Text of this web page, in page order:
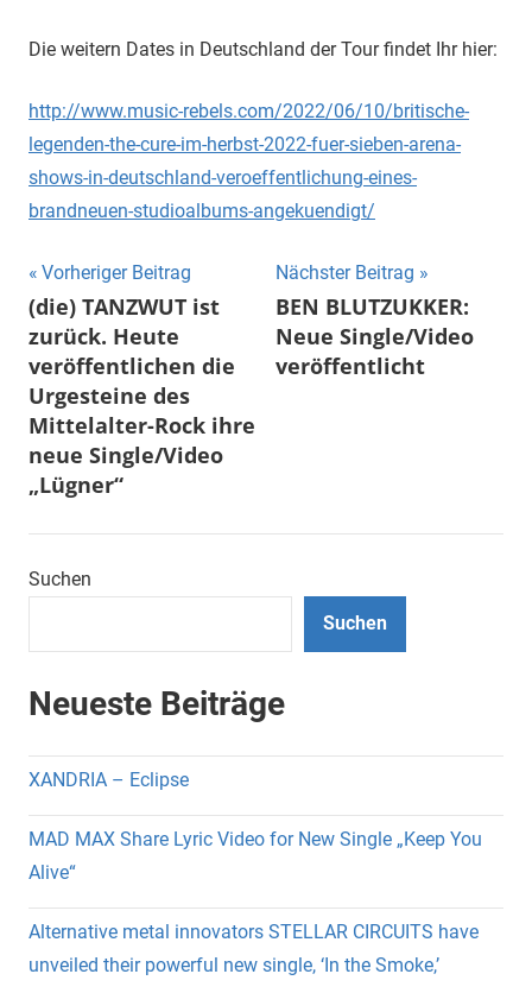
Die weitern Dates in Deutschland der Tour findet Ihr hier:
http://www.music-rebels.com/2022/06/10/britische-
legenden-the-cure-im-herbst-2022-fuer-sieben-arena-
shows-in-deutschland-veroeffentlichung-eines-
brandneuen-studioalbums-angekuendigt/
Beitragsnavigation
Vorheriger Beitrag
(die) TANZWUT ist
zurück. Heute
veröffentlichen die
Urgesteine des
Mittelalter-Rock ihre
neue Single/Video
„Lügner“
Nächster Beitrag
BEN BLUTZUKKER:
Neue Single/Video
veröffentlicht
Suchen
Suchen
Neueste Beiträge
XANDRIA – Eclipse
MAD MAX Share Lyric Video for New Single „Keep You
Alive“
Alternative metal innovators STELLAR CIRCUITS have
unveiled their powerful new single, ‘In the Smoke,’